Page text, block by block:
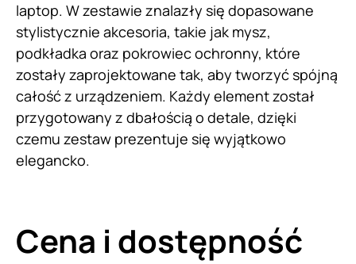
laptop. W zestawie znalazły się dopasowane
stylistycznie akcesoria, takie jak mysz,
podkładka oraz pokrowiec ochronny, które
zostały zaprojektowane tak, aby tworzyć spójną
całość z urządzeniem. Każdy element został
przygotowany z dbałością o detale, dzięki
czemu zestaw prezentuje się wyjątkowo
elegancko.
Cena i dostępność